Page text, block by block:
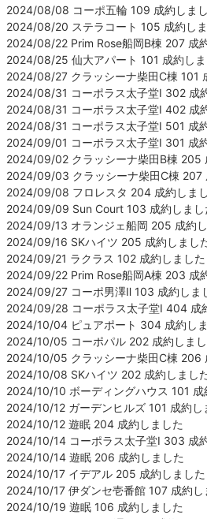
2024/08/08 コーポ五輪 109 成約しま
2024/08/20 ステラコート 105 成約し
2024/08/22 Prim Rose船岡B棟 207 成
2024/08/25 仙大アパート 101 成約しま
2024/08/27 クラッシーナ柴田C棟 101
2024/08/31 コーポラス太子堂Ⅰ 302 成
2024/08/31 コーポラス太子堂Ⅰ 402 成
2024/08/31 コーポラス太子堂Ⅰ 501 成
2024/09/01 コーポラス太子堂Ⅰ 301 成
2024/09/02 クラッシーナ柴田B棟 205
2024/09/03 クラッシーナ柴田C棟 207
2024/09/08 フロレスタ 204 成約しま
2024/09/09 Sun Court 103 成約しまし
2024/09/13 オランジェ船岡 205 成約
2024/09/16 SKハイツ 205 成約しまし
2024/09/21 ラクラス 102 成約しました
2024/09/22 Prim Rose船岡A棟 203 成
2024/09/27 コーポ男澤Ⅱ 103 成約しま
2024/09/28 コーポラス太子堂Ⅰ 404 成
2024/10/04 ピュアポート 304 成約し
2024/10/05 コーポパル 202 成約しま
2024/10/05 クラッシーナ柴田C棟 206
2024/10/08 SKハイツ 202 成約しまし
2024/10/10 ボーディングハウス 101 成
2024/10/12 ガーデンヒルズ 101 成約し
2024/10/12 遊眠 204 成約しました
2024/10/14 コーポラス太子堂Ⅰ 303 成
2024/10/14 遊眠 206 成約しました
2024/10/17 イデアル 205 成約しました
2024/10/17 伊ダンセ壱番館 107 成約し
2024/10/19 遊眠 106 成約しました